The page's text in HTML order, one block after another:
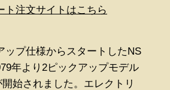
ト注文サイトはこちら
ップ仕様からスタートしたNS
年より2ピックアップモデル
始されました。エレクトリ